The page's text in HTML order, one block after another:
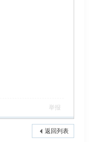
举报
返回列表